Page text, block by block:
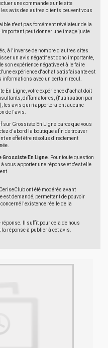
une commande sur le site
avis des autres clients peuvent vous
n'est pas forcément révélateur de la
peut donner une image juste
à l'inverse de nombre d'autres sites.
un avis négatif est donc importante,
son expérience négative et à le faire
expérience d'achat satisfaisante est
avec un certain recul.
En Ligne, votre expérience d'achat doit
diffamatoires, (l'utilisation par
), les avis qui n'apporteraient aucune
de l'avis.
Grossiste En Ligne parce que vous
d'abord la boutique afin de trouver
en effet être résolus directement
Grossiste En Ligne . Pour toute question
vous apporter une réponse et c'est elle
ont été modérés avant
est demandé, permettant de pouvoir
l'existence réelle de la
Il suffit pour cela de nous
réponse à publier à cet avis.